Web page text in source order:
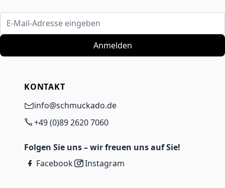
E-Mail-Adresse eingeben
Anmelden
KONTAKT
info@schmuckado.de
+49 (0)89 2620 7060
Folgen Sie uns – wir freuen uns auf Sie!
Facebook
Instagram